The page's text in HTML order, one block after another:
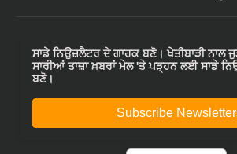
ਸਾਡੇ ਨਿਉਜ਼ਲੈਟਰ ਦੇ ਗਾਹਕ ਬਣੋ। ਖੇਤੀਬਾੜੀ ਨਾਲ
ਸਾਰੀਆਂ ਤਾਜ਼ਾ ਖ਼ਬਰਾਂ ਮੇਲ 'ਤੇ ਪੜ੍ਹਨ ਲਈ ਸਾਡੇ
ਬਣੋ।
Subscribe